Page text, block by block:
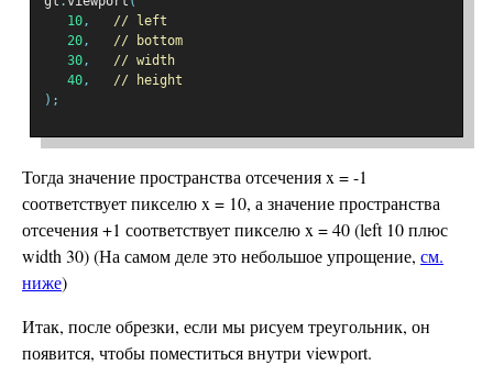
10,
// left
20,
// bottom
30,
// width
40,
// height
);
Тогда значение пространства отсечения x = -1
соответствует пикселю x = 10, а значение пространства
отсечения +1 соответствует пикселю x = 40 (left 10 плюс
width 30) (На самом деле это небольшое упрощение, см.
ниже)
Итак, после обрезки, если мы рисуем треугольник, он
появится, чтобы поместиться внутри viewport.